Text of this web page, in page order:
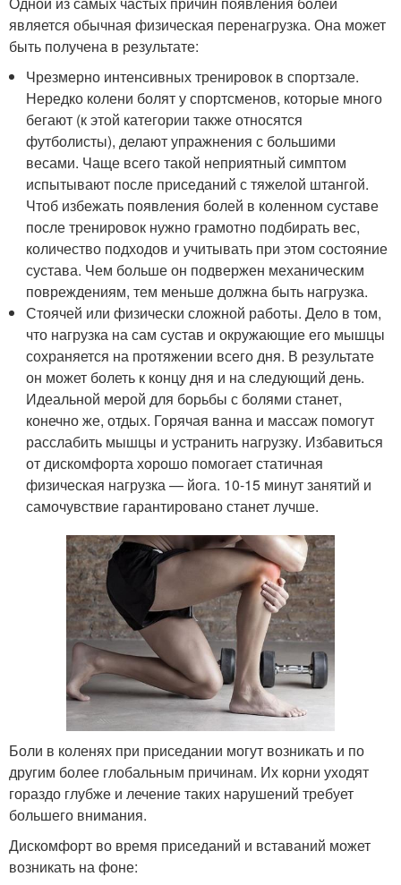
является обычная физическая перенагрузка. Она может
быть получена в результате:
Чрезмерно интенсивных тренировок в спортзале.
Нередко колени болят у спортсменов, которые много
бегают (к этой категории также относятся
футболисты), делают упражнения с большими
весами. Чаще всего такой неприятный симптом
испытывают после приседаний с тяжелой штангой.
Чтоб избежать появления болей в коленном суставе
после тренировок нужно грамотно подбирать вес,
количество подходов и учитывать при этом состояние
сустава. Чем больше он подвержен механическим
повреждениям, тем меньше должна быть нагрузка.
Стоячей или физически сложной работы. Дело в том,
что нагрузка на сам сустав и окружающие его мышцы
сохраняется на протяжении всего дня. В результате
он может болеть к концу дня и на следующий день.
Идеальной мерой для борьбы с болями станет,
конечно же, отдых. Горячая ванна и массаж помогут
расслабить мышцы и устранить нагрузку. Избавиться
от дискомфорта хорошо помогает статичная
физическая нагрузка — йога. 10-15 минут занятий и
самочувствие гарантировано станет лучше.
Боли в коленях при приседании могут возникать и по
другим более глобальным причинам. Их корни уходят
гораздо глубже и лечение таких нарушений требует
большего внимания.
Дискомфорт во время приседаний и вставаний может
возникать на фоне: